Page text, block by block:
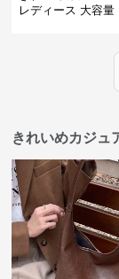
レディース 大容量
きれいめカジュ